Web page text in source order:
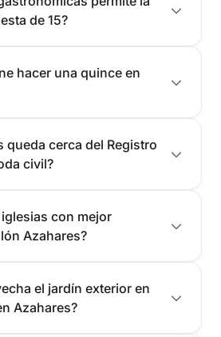
de 15?
hacer una quince en
queda cerca del Registro
civil?
con mejor
Azahares?
el jardín exterior en
Azahares?